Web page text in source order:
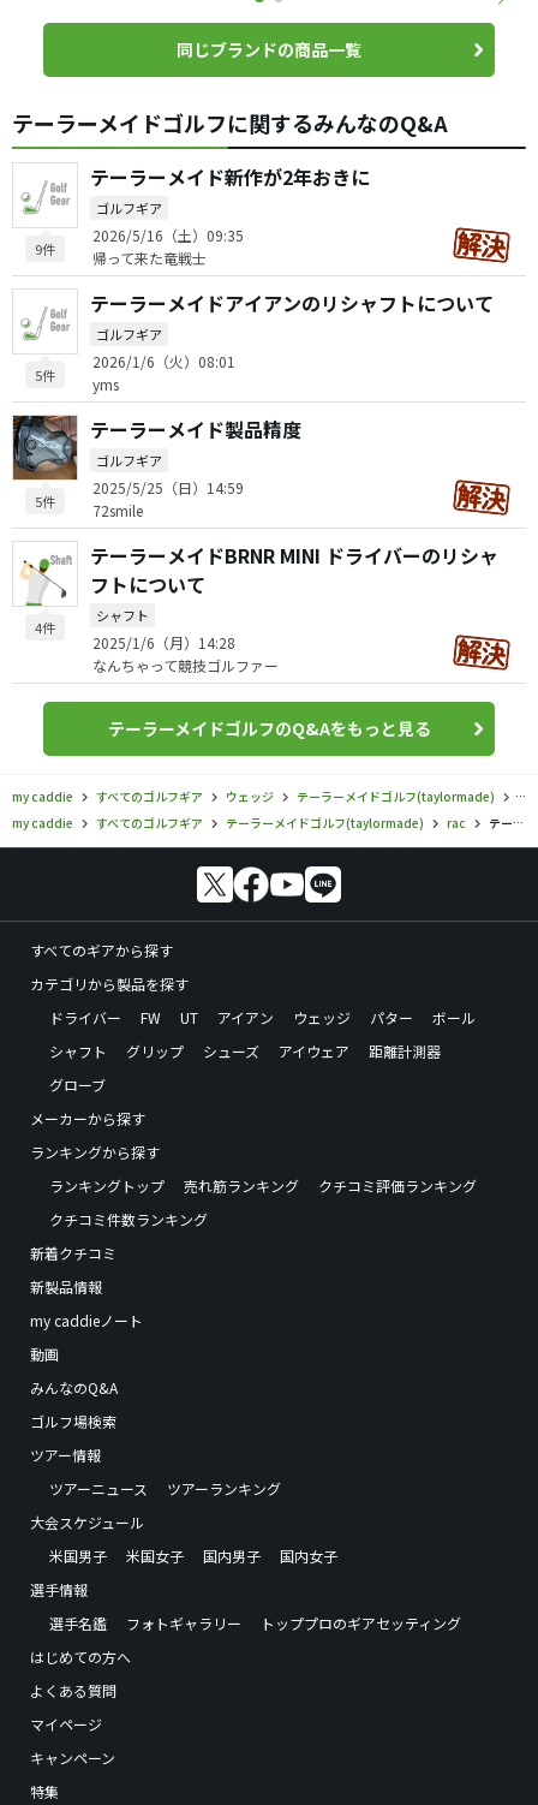
同じブランドの商品一覧
テーラーメイドゴルフに関するみんなのQ&A
9件
テーラーメイド新作が2年おきに
ゴルフギア
2026/5/16（土）09:35
帰って来た竜戦士
5件
テーラーメイドアイアンのリシャフトについて
ゴルフギア
2026/1/6（火）08:01
yms
5件
テーラーメイド製品精度
ゴルフギア
2025/5/25（日）14:59
72smile
4件
テーラーメイドBRNR MINI ドライバーのリシャ
フトについて
シャフト
2025/1/6（月）14:28
なんちゃって競技ゴルファー
テーラーメイドゴルフのQ&Aをもっと見る
my caddie すべてのゴルフギア ウェッジ テーラーメイドゴルフ(taylormade)
rac
my caddie
すべてのゴルフギア テーラーメイドゴルフ(taylormade) rac テーラーメイドゴルフ／rac／rac サテン TP ウェッジの口コミ評価
すべてのギアから探す
カテゴリから製品を探す
ドライバー
FW UT アイアン ウェッジ パター
ボール
シャフト
グリップ シューズ アイウェア
距離計測器
グローブ
メーカーから探す
ランキングから探す
ランキングトップ
売れ筋ランキング
クチコミ評価ランキング
クチコミ件数ランキング
新着クチコミ
新製品情報
my caddieノート
動画
みんなのQ&A
ゴルフ場検索
ツアー情報
ツアーニュース
ツアーランキング
大会スケジュール
米国男子
米国女子 国内男子
国内女子
選手情報
選手名鑑
フォトギャラリー
トッププロのギアセッティング
はじめての方へ
よくある質問
マイページ
キャンペーン
特集